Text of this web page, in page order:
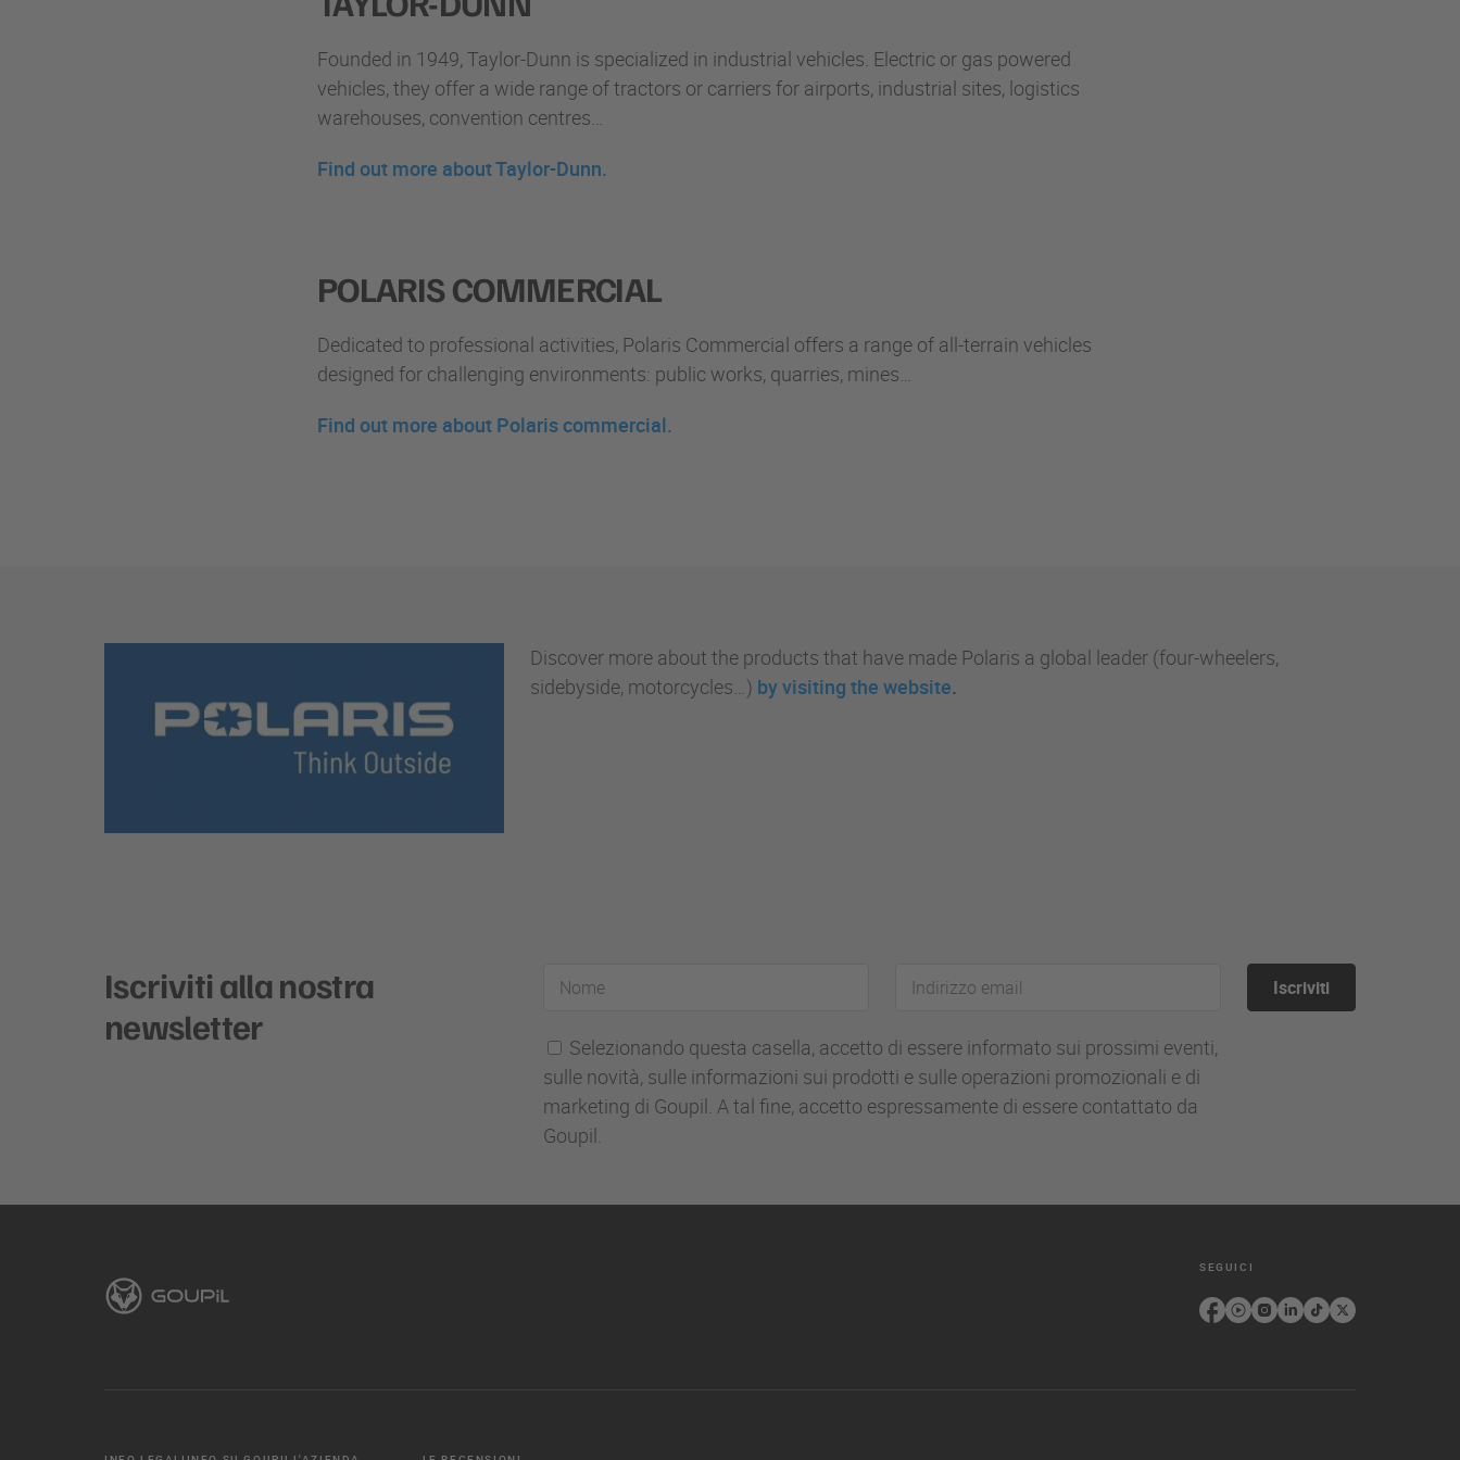
Founded in 1949, Taylor-Dunn is specialized in industrial vehicles. Electric or gas powered
vehicles, they offer a wide range of tractors or carriers for airports, industrial sites, logistics
warehouses, convention centres…
Find out more about Taylor-Dunn.
POLARIS COMMERCIAL
Dedicated to professional activities, Polaris Commercial offers a range of all-terrain vehicles
designed for challenging environments: public works, quarries, mines…
Find out more about Polaris commercial.
Discover more about the products that have made Polaris a global leader (four-wheelers,
sidebyside, motorcycles…) by visiting the website.
Iscriviti alla nostra
newsletter
Nome
Indirizzo
Selezionando questa casella, accetto di essere informato sui prossimi eventi,
sulle novità, sulle informazioni sui prodotti e sulle operazioni promozionali e di
marketing di Goupil. A tal fine, accetto espressamente di essere contattato da
Goupil.
Iscriviti
SEGUICI